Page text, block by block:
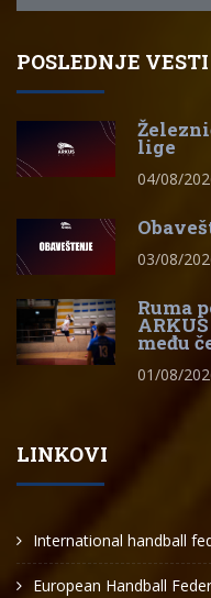
POSLEDNJE VESTI
lige
04/08/
03/08/
Ruma
među
01/08/
LINKOVI
International handball
European Handball